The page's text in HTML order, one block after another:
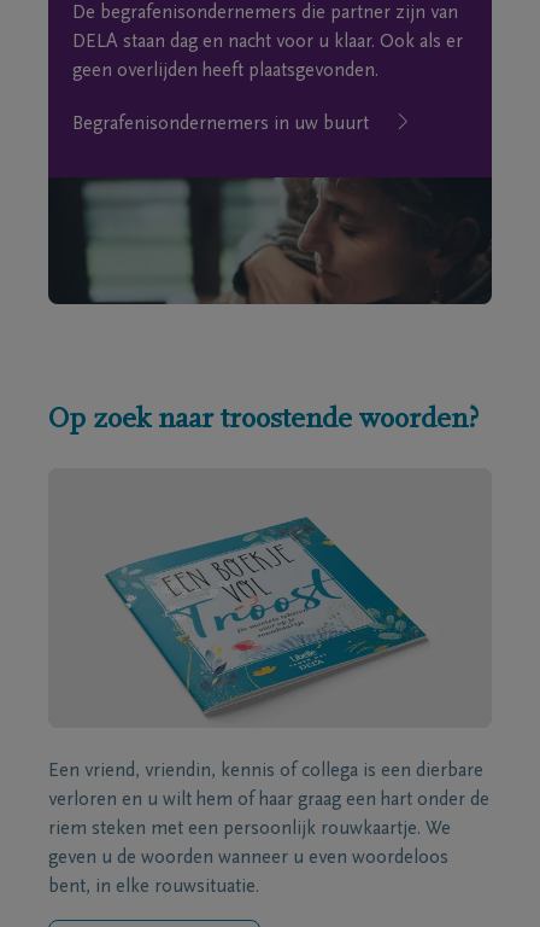
De begrafenisondernemers die partner zijn van
DELA staan dag en nacht voor u klaar. Ook als er
geen overlijden heeft plaatsgevonden.
Begrafenisondernemers in uw buurt
Op zoek naar troostende woorden?
Een vriend, vriendin, kennis of collega is een dierbare
verloren en u wilt hem of haar graag een hart onder de
riem steken met een persoonlijk rouwkaartje. We
geven u de woorden wanneer u even woordeloos
bent, in elke rouwsituatie.